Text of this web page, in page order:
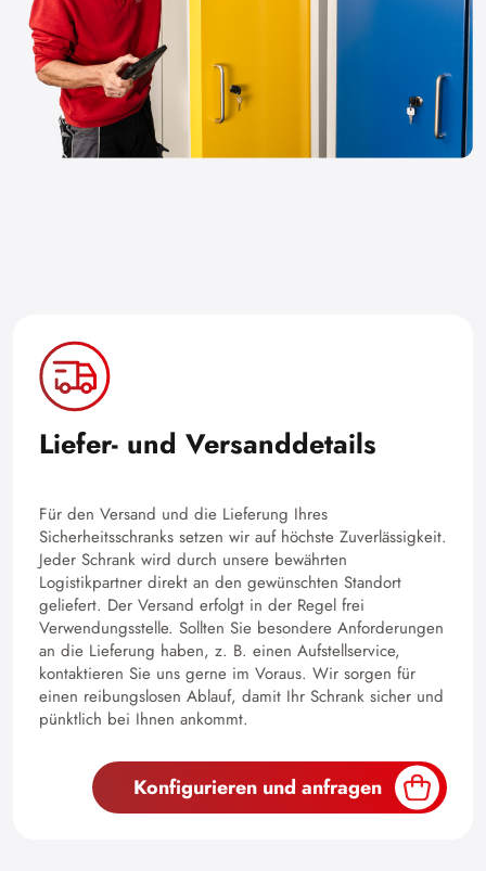
Liefer- und Versanddetails
Für den Versand und die Lieferung Ihres
Sicherheitsschranks setzen wir auf höchste Zuverlässigkeit.
Jeder Schrank wird durch unsere bewährten
Logistikpartner direkt an den gewünschten Standort
geliefert. Der Versand erfolgt in der Regel frei
Verwendungsstelle. Sollten Sie besondere Anforderungen
an die Lieferung haben, z. B. einen Aufstellservice,
kontaktieren Sie uns gerne im Voraus. Wir sorgen für
einen reibungslosen Ablauf, damit Ihr Schrank sicher und
pünktlich bei Ihnen ankommt.
Konfigurieren und anfragen